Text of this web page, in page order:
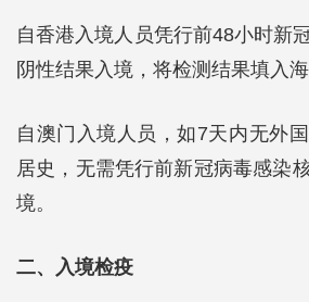
自香港入境人员凭行前48小时新
阴性结果入境，将检测结果填入
自澳门入境人员，如7天内无外
居史，无需凭行前新冠病毒感染
境。
二、入境检疫